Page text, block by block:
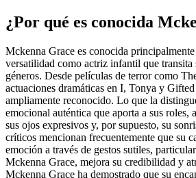
¿Por qué es conocida
Mckenna Grace es conocida
versatilidad como actriz infantil que transita
géneros. Desde películas de terror como
actuaciones dramáticas en I, Tonya y
ampliamente reconocido. Lo que la
emocional auténtica que aporta a sus roles,
sus ojos expresivos y, por supuesto, su
críticos mencionan frecuentemente que su
emoción a través de gestos sutiles,
Mckenna Grace, mejora su credibilidad y
Mckenna Grace ha demostrado que su